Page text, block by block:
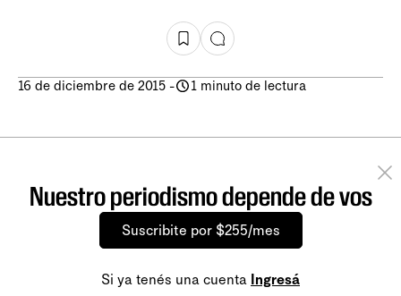
16 de diciembre de 2015 - 1 minuto de lectura
Nuestro periodismo depende de vos
Suscribite por $255/mes
Si ya tenés una cuenta Ingresá